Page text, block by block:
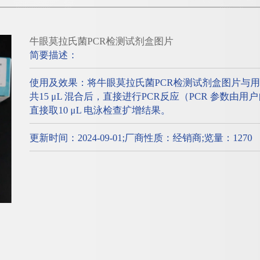
牛眼莫拉氏菌PCR检测试剂盒图片
简要描述：
使用及效果：将牛眼莫拉氏菌PCR检测试剂盒图片与
共15 μL 混合后，直接进行PCR反应（PCR 参数由用
直接取10 μL 电泳检查扩增结果。
更新时间：2024-09-01;厂商性质：经销商;览量：1270